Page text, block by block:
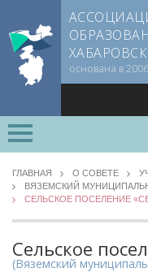
основана в
О СОВЕТЕ
Документы CMO
Руководящие органы
ГЛАВНАЯ О СОВЕТЕ
ВЯЗЕМСКИЙ
СЕЛЬСКОЕ ПОСЕЛЕНИЕ
Сельское
(Вяземский